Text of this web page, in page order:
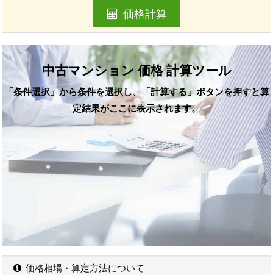
価格計算
中古マンション 価格 計算ツール
「条件選択」から条件を選択し、「計算する」ボタンを押すと算
定結果がここに表示されます。
価格相場・算定方法について